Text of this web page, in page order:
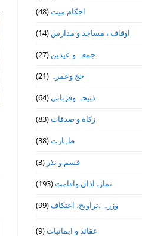
احکام میت(48)
اوقاف ، مساجد و مدارس (14)
جمعہ و عیدین (27)
حج وعمرہ (21)
ذبیحہ وقربانی(64)
زکاة و صدقات(83)
طہارت(38)
قسم و نذر (3)
نماز، اذان واقامت(193)
وزرہ ،تراويح، اعتكاف(99)
عقائد و ایمانیات(9)